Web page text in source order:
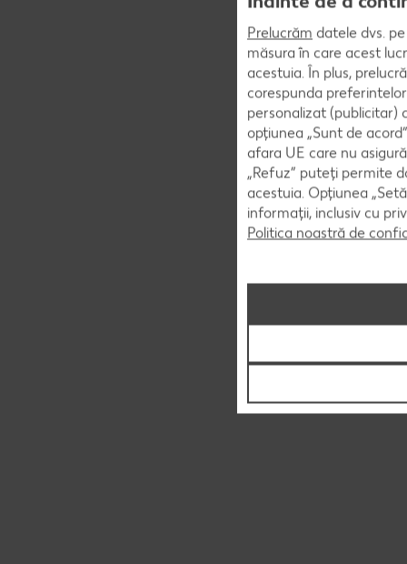
Prelucrăm datele dvs.
măsura în care acest
acestuia. În plus,
corespunda
personalizat (publicitar)
opțiunea „Sunt de
afara UE care nu
„Refuz” puteți permite
acestuia. Opțiunea
informații, inclusiv cu
Politica noastră de